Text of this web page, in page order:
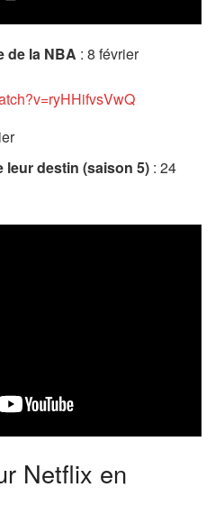
de la NBA : 8 février
leur destin (saison 5) : 24
Netflix en